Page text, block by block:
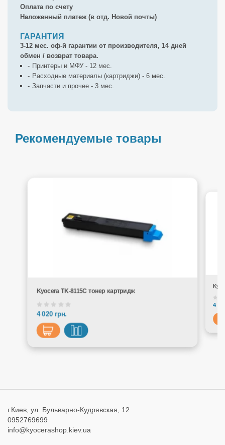
Оплата по счету
Наложенный платеж (в отд. Новой почты)
ГАРАНТИЯ
3-12 мес. оф-й гарантии от производителя, 14 дней
обмен / возврат товара.
Принтеры и МФУ - 12 мес.
Расходные материалы (картриджи) - 6 мес.
Запчасти и прочее - 3 мес.
Рекомендуемые товары
Kyocera TK-8115C тонер картридж
4 020 грн.
4
г.Киев, ул. Бульварно-Кудрявская, 12
0952769699
info@kyocerashop.kiev.ua